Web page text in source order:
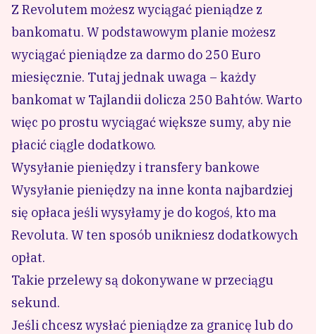
Z Revolutem możesz wyciągać pieniądze z
bankomatu. W podstawowym planie możesz
wyciągać pieniądze za darmo do 250 Euro
miesięcznie. Tutaj jednak uwaga – każdy
bankomat w Tajlandii dolicza 250 Bahtów. Warto
więc po prostu wyciągać większe sumy, aby nie
płacić ciągle dodatkowo.
Wysyłanie pieniędzy i transfery bankowe
Wysyłanie pieniędzy na inne konta najbardziej
się opłaca jeśli wysyłamy je do kogoś, kto ma
Revoluta. W ten sposób unikniesz dodatkowych
opłat.
Takie przelewy są dokonywane w przeciągu
sekund.
Jeśli chcesz wysłać pieniądze za granicę lub do